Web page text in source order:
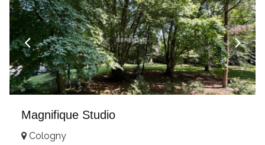
Magnifique Studio
Cologny